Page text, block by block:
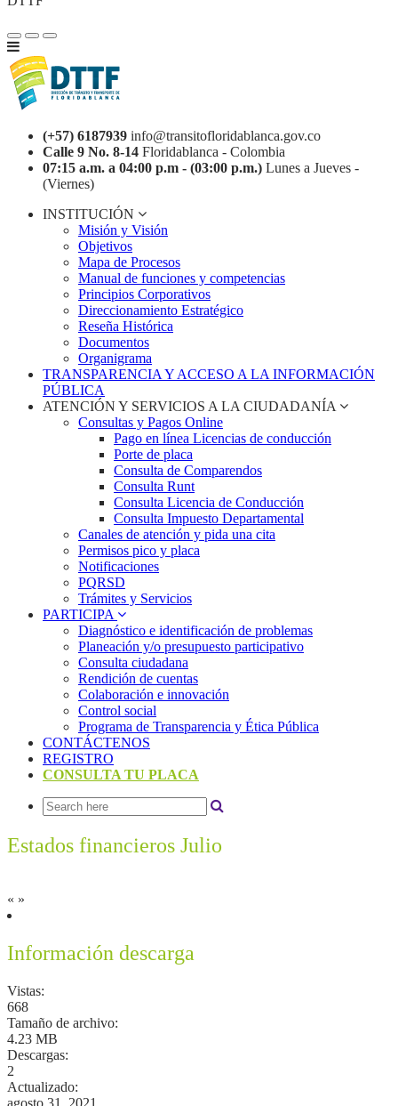
(+57) 6187939 info@transitofloridablanca.gov.co
Calle 9 No. 8-14 Floridablanca - Colombia
07:15 a.m. a 04:00 p.m - (03:00 p.m.) Lunes a Jueves -
(Viernes)
INSTITUCIÓN
Misión y Visión
Objetivos
Mapa de Procesos
Manual de funciones y competencias
Principios Corporativos
Direccionamiento Estratégico
Reseña Histórica
Documentos
Organigrama
TRANSPARENCIA Y ACCESO A LA INFORMACIÓN
PÚBLICA
ATENCIÓN Y SERVICIOS A LA CIUDADANÍA
Consultas y Pagos Online
Pago en línea Licencias de conducción
Porte de placa
Consulta de Comparendos
Consulta Runt
Consulta Licencia de Conducción
Consulta Impuesto Departamental
Canales de atención y pida una cita
Permisos pico y placa
Notificaciones
PQRSD
Trámites y Servicios
PARTICIPA
Diagnóstico e identificación de problemas
Planeación y/o presupuesto participativo​
Consulta ciudadana
Rendición de cuentas
Colaboración e innovación
Control social
Programa de Transparencia y Ética Pública
CONTÁCTENOS
REGISTRO
CONSULTA TU PLACA
Estados financieros Julio
« »
Información descarga
Vistas:
668
Tamaño de archivo:
4.23 MB
Descargas:
2
Actualizado:
agosto 31, 2021